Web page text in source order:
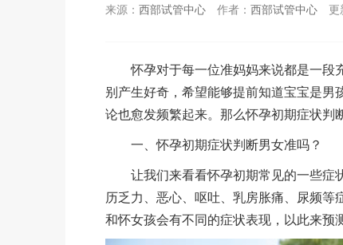
来源： 西部试管中心 作者： 西部试管中心 更
怀孕对于每一位准妈妈来说都是一段
别产生好奇，希望能够提前知道宝宝是
论也愈发频繁起来。那么怀孕初期症状判
一、怀孕初期症状判断男女准吗？
让我们来看看怀孕初期常见的一些症
历乏力、恶心、呕吐、乳房胀痛、尿频
和怀女孩会有不同的症状表现，以此来预